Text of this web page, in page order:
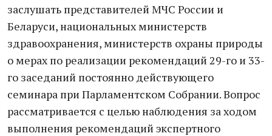
заслушать представителей МЧС России и
Беларуси, национальных министерств
здравоохранения, министерств охраны природы
о мерах по реализации рекомендаций 29-го и 33-
го заседаний постоянно действующего
семинара при Парламентском Собрании. Вопрос
рассматривается с целью наблюдения за ходом
выполнения рекомендаций экспертного